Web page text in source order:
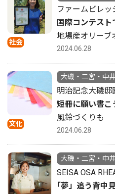
社会
ファームビレッ
国際コンテスト
地場産オリーブ
2024.06.28
文化
大磯・二宮・中
明治記念大磯邸
短冊に願い書こ
風鈴づくりも
2024.06.28
大磯・二宮・中
SEISA OSA
｢夢」追う背中